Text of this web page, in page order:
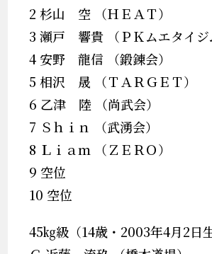
2 杉山 空 （ＨＥＡＴ）
3 瀬戸 響貴 （ＰＫムエタイジ
4 安野 龍信 （鍛錬会）
5 相沢 晟 （ＴＡＲＧＥＴ）
6 乙津 陸 （尚武会）
7 Ｓｈｉｎ （武湧会）
8 Ｌｉａｍ （ＺＥＲＯ）
9 空位
10 空位
45㎏級（14歳・2003年4月2日